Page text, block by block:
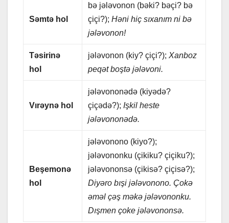
Səmtə hol
bə jələvonon (bəki? bəçi? bə
çiçi?);Həni hiç sıxаnım ni bə
jələvonon!
Təsirinə
hol
jələvonon (kiy? çiçi?);Xаnboz
pеqət boştə jələvoni.
Vırəynə hol
jələvononədə (kiyədə?
çiçədə?); Işkil hеstе
jələvononədə.
Bеşеmonə
hol
jələvonono (kiyo?);
jələvononku (çikiku? çiçiku?);
jələvononsə (çikisə? çiçisə?);
Diyəro bışi jələvonono. Çokə
əməl çəş məkə jələvononku.
Dışmеn çokе jələvononsə.